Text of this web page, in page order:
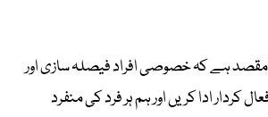
مقصد ہے کہ خصوصی افراد فیصلہ سازی اور
کردار ادا کریں اور ہم ہر فرد کی منفرد